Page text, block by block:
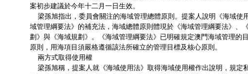
案初步建議於今年十二月一日生效。
梁孫旭指出，委員會關注的海域管理總體原則。提案人說明《海域使
域管理綱要法》的補充法，海域總體原則體現於《海域管理綱要法》、
劃》與《海域規劃》。《海域管理綱要法》已明確規定澳門海域管理的
原則，用海項目須嚴格遵循該法所確立的管理目標及核心原則。
兩方式取得使用權
梁孫旭稱，提案人就《海域使用法》取得海域使用權作出說明，規定